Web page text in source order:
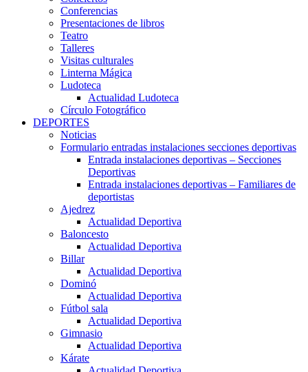
Conferencias
Presentaciones de libros
Teatro
Talleres
Visitas culturales
Linterna Mágica
Ludoteca
Actualidad Ludoteca
Círculo Fotográfico
DEPORTES
Noticias
Formulario entradas instalaciones secciones deportivas
Entrada instalaciones deportivas – Secciones
Deportivas
Entrada instalaciones deportivas – Familiares de
deportistas
Ajedrez
Actualidad Deportiva
Baloncesto
Actualidad Deportiva
Billar
Actualidad Deportiva
Dominó
Actualidad Deportiva
Fútbol sala
Actualidad Deportiva
Gimnasio
Actualidad Deportiva
Kárate